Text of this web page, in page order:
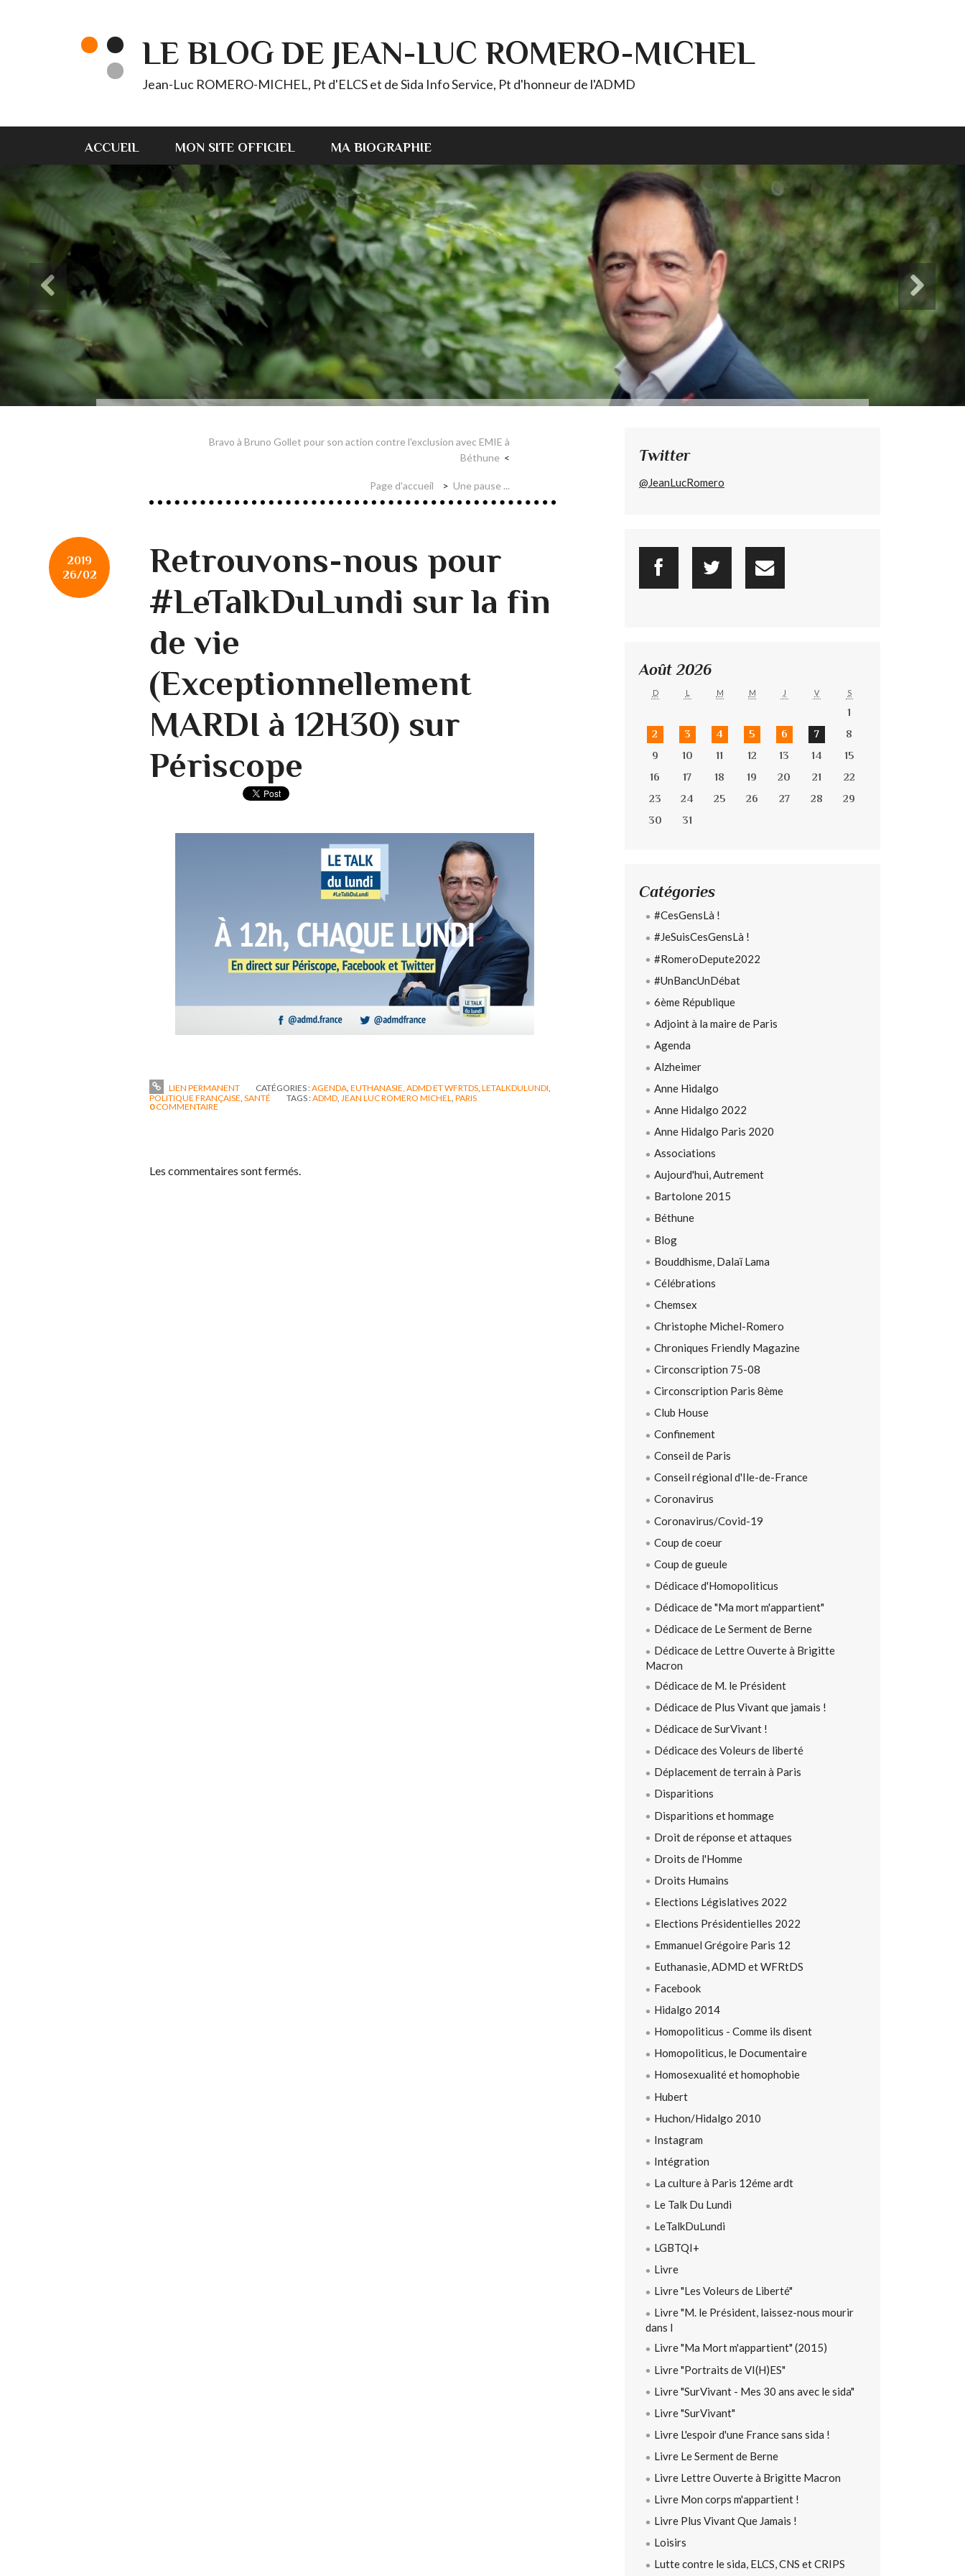
LE BLOG DE JEAN-LUC ROMERO-MICHEL
Jean-Luc ROMERO-MICHEL, Pt d'ELCS et de Sida Info Service, Pt d'honneur de l'ADMD
ACCUEIL MON SITE OFFICIEL MA BIOGRAPHIE
Bravo à Bruno Gollet pour son action contre l'exclusion avec EMIE à
Béthune
Page d'accueil Une pause ...
2019
26/02
Retrouvons-nous pour
#LeTalkDuLundi sur la fin
de vie
(Exceptionnellement
MARDI à 12H30) sur
Périscope
LIEN PERMANENT CATÉGORIES :AGENDA EUTHANASIE, ADMD ET WFRTDS LETALKDULUNDI
POLITIQUE FRANÇAISE, SANTÉ TAGS :ADMD, JEAN LUC ROMERO MICHEL, PARIS
0COMMENTAIRE
Les commentaires sont fermés.
Twitter
@JeanLucRomero
Août 2026
D L M M J V S
1
2
3 4 5 6 7
8
9
10 11 12 13 14
15
16
17 18 19 20 21
22
23
24 25 26 27 28
29
30
31
Catégories
#CesGensLà !
#JeSuisCesGensLà !
#RomeroDepute2022
#UnBancUnDébat
6ème République
Adjoint à la maire de Paris
Agenda
Alzheimer
Anne Hidalgo
Anne Hidalgo 2022
Anne Hidalgo Paris 2020
Associations
Aujourd'hui, Autrement
Bartolone 2015
Béthune
Blog
Bouddhisme, Dalaï Lama
Célébrations
Chemsex
Christophe Michel-Romero
Chroniques Friendly Magazine
Circonscription 75-08
Circonscription Paris 8ème
Club House
Confinement
Conseil de Paris
Conseil régional d'Ile-de-France
Coronavirus
Coronavirus/Covid-19
Coup de coeur
Coup de gueule
Dédicace d'Homopoliticus
Dédicace de "Ma mort m'appartient"
Dédicace de Le Serment de Berne
Dédicace de Lettre Ouverte à Brigitte
Macron
Dédicace de M. le Président
Dédicace de Plus Vivant que jamais !
Dédicace de SurVivant !
Dédicace des Voleurs de liberté
Déplacement de terrain à Paris
Disparitions
Disparitions et hommage
Droit de réponse et attaques
Droits de l'Homme
Droits Humains
Elections Législatives 2022
Elections Présidentielles 2022
Emmanuel Grégoire Paris 12
Euthanasie, ADMD et WFRtDS
Facebook
Hidalgo 2014
Homopoliticus - Comme ils disent
Homopoliticus, le Documentaire
Homosexualité et homophobie
Hubert
Huchon/Hidalgo 2010
Instagram
Intégration
La culture à Paris 12éme ardt
Le Talk Du Lundi
LeTalkDuLundi
LGBTQI+
Livre
Livre "Les Voleurs de Liberté"
Livre "M. le Président, laissez-nous mourir
dans l
Livre "Ma Mort m'appartient" (2015)
Livre "Portraits de VI(H)ES"
Livre "SurVivant - Mes 30 ans avec le sida"
Livre "SurVivant"
Livre L'espoir d'une France sans sida !
Livre Le Serment de Berne
Livre Lettre Ouverte à Brigitte Macron
Livre Mon corps m'appartient !
Livre Plus Vivant Que Jamais !
Loisirs
Lutte contre le sida, ELCS, CNS et CRIPS